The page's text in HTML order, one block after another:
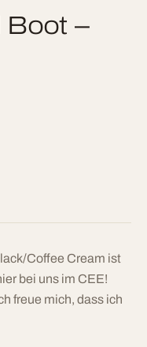
Boot –
Coffee Cream ist
bei uns im CEE!
freue mich, dass ich